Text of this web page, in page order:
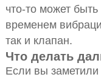
что-то может
временем
так и клапан.
Что делать
Если вы заметили